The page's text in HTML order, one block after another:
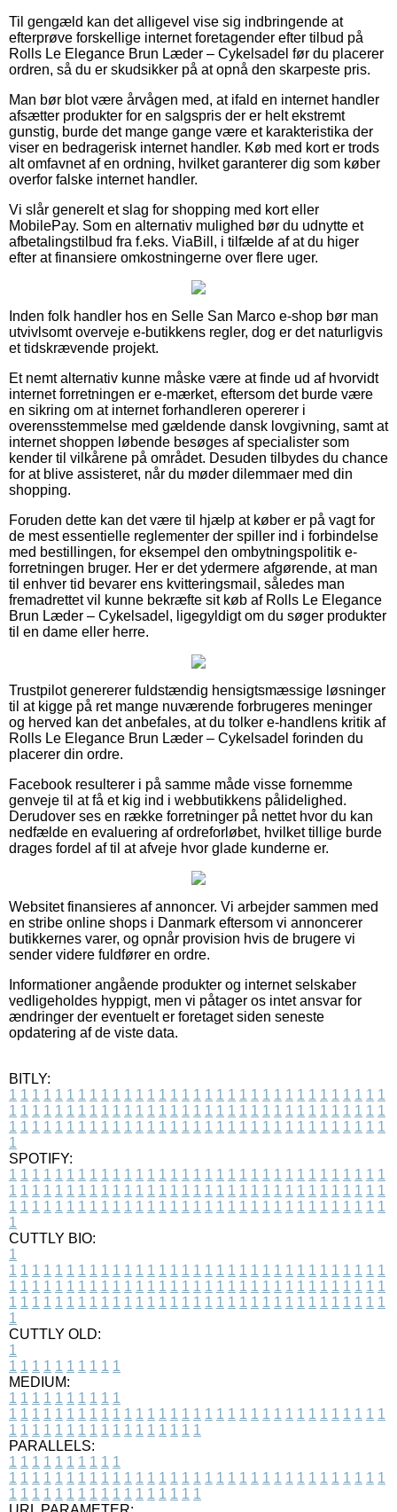
Til gengæld kan det alligevel vise sig indbringende at
efterprøve forskellige internet foretagender efter tilbud på
Rolls Le Elegance Brun Læder – Cykelsadel før du placerer
ordren, så du er skudsikker på at opnå den skarpeste pris.
Man bør blot være årvågen med, at ifald en internet handler
afsætter produkter for en salgspris der er helt ekstremt
gunstig, burde det mange gange være et karakteristika der
viser en bedragerisk internet handler. Køb med kort er trods
alt omfavnet af en ordning, hvilket garanterer dig som køber
overfor falske internet handler.
Vi slår generelt et slag for shopping med kort eller
MobilePay. Som en alternativ mulighed bør du udnytte et
afbetalingstilbud fra f.eks. ViaBill, i tilfælde af at du higer
efter at finansiere omkostningerne over flere uger.
Inden folk handler hos en Selle San Marco e-shop bør man
utvivlsomt overveje e-butikkens regler, dog er det naturligvis
et tidskrævende projekt.
Et nemt alternativ kunne måske være at finde ud af hvorvidt
internet forretningen er e-mærket, eftersom det burde være
en sikring om at internet forhandleren opererer i
overensstemmelse med gældende dansk lovgivning, samt at
internet shoppen løbende besøges af specialister som
kender til vilkårene på området. Desuden tilbydes du chance
for at blive assisteret, når du møder dilemmaer med din
shopping.
Foruden dette kan det være til hjælp at køber er på vagt for
de mest essentielle reglementer der spiller ind i forbindelse
med bestillingen, for eksempel den ombytningspolitik e-
forretningen bruger. Her er det ydermere afgørende, at man
til enhver tid bevarer ens kvitteringsmail, således man
fremadrettet vil kunne bekræfte sit køb af Rolls Le Elegance
Brun Læder – Cykelsadel, ligegyldigt om du søger produkter
til en dame eller herre.
Trustpilot genererer fuldstændig hensigtsmæssige løsninger
til at kigge på ret mange nuværende forbrugeres meninger
og herved kan det anbefales, at du tolker e-handlens kritik af
Rolls Le Elegance Brun Læder – Cykelsadel forinden du
placerer din ordre.
Facebook resulterer i på samme måde visse fornemme
genveje til at få et kig ind i webbutikkens pålidelighed.
Derudover ses en række forretninger på nettet hvor du kan
nedfælde en evaluering af ordreforløbet, hvilket tillige burde
drages fordel af til at afveje hvor glade kunderne er.
Websitet finansieres af annoncer. Vi arbejder sammen med
en stribe online shops i Danmark eftersom vi annoncerer
butikkernes varer, og opnår provision hvis de brugere vi
sender videre fuldfører en ordre.
Informationer angående produkter og internet selskaber
vedligeholdes hyppigt, men vi påtager os intet ansvar for
ændringer der eventuelt er foretaget siden seneste
opdatering af de viste data.
BITLY:
1 1 1 1 1 1 1 1 1 1 1 1 1 1 1 1 1 1 1 1 1 1 1 1 1 1 1 1 1 1 1 1 1
1 1 1 1 1 1 1 1 1 1 1 1 1 1 1 1 1 1 1 1 1 1 1 1 1 1 1 1 1 1 1 1 1
1 1 1 1 1 1 1 1 1 1 1 1 1 1 1 1 1 1 1 1 1 1 1 1 1 1 1 1 1 1 1 1 1
1
SPOTIFY:
1 1 1 1 1 1 1 1 1 1 1 1 1 1 1 1 1 1 1 1 1 1 1 1 1 1 1 1 1 1 1 1 1
1 1 1 1 1 1 1 1 1 1 1 1 1 1 1 1 1 1 1 1 1 1 1 1 1 1 1 1 1 1 1 1 1
1 1 1 1 1 1 1 1 1 1 1 1 1 1 1 1 1 1 1 1 1 1 1 1 1 1 1 1 1 1 1 1 1
1
CUTTLY BIO:
1
1 1 1 1 1 1 1 1 1 1 1 1 1 1 1 1 1 1 1 1 1 1 1 1 1 1 1 1 1 1 1 1 1
1 1 1 1 1 1 1 1 1 1 1 1 1 1 1 1 1 1 1 1 1 1 1 1 1 1 1 1 1 1 1 1 1
1 1 1 1 1 1 1 1 1 1 1 1 1 1 1 1 1 1 1 1 1 1 1 1 1 1 1 1 1 1 1 1 1
1
CUTTLY OLD:
1
1 1 1 1 1 1 1 1 1 1
MEDIUM:
1 1 1 1 1 1 1 1 1 1
1 1 1 1 1 1 1 1 1 1 1 1 1 1 1 1 1 1 1 1 1 1 1 1 1 1 1 1 1 1 1 1 1
1 1 1 1 1 1 1 1 1 1 1 1 1 1 1 1 1
PARALLELS:
1 1 1 1 1 1 1 1 1 1
1 1 1 1 1 1 1 1 1 1 1 1 1 1 1 1 1 1 1 1 1 1 1 1 1 1 1 1 1 1 1 1 1
1 1 1 1 1 1 1 1 1 1 1 1 1 1 1 1 1